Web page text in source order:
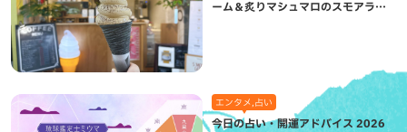
ーム＆炙りマシュマロのスモアラテ
エンタメ,占い
今日の占い・開運アドバイス 2026